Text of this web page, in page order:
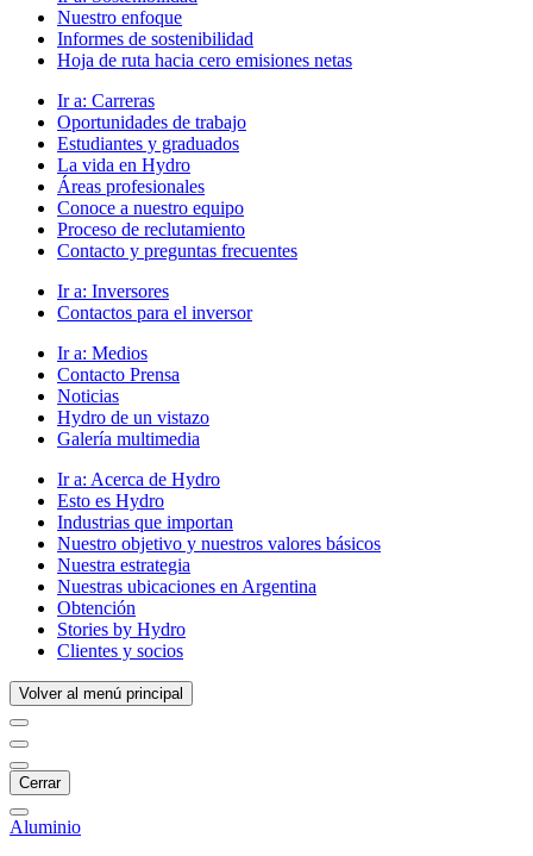
Nuestro enfoque
Informes de sostenibilidad
Hoja de ruta hacia cero emisiones netas
Ir a: Carreras
Oportunidades de trabajo
Estudiantes y graduados
La vida en Hydro
Áreas profesionales
Conoce a nuestro equipo
Proceso de reclutamiento
Contacto y preguntas frecuentes
Ir a: Inversores
Contactos para el inversor
Ir a: Medios
Contacto Prensa
Noticias
Hydro de un vistazo
Galería multimedia
Ir a: Acerca de Hydro
Esto es Hydro
Industrias que importan
Nuestro objetivo y nuestros valores básicos
Nuestra estrategia
Nuestras ubicaciones en Argentina
Obtención
Stories by Hydro
Clientes y socios
Volver al menú principal
Cerrar
Aluminio